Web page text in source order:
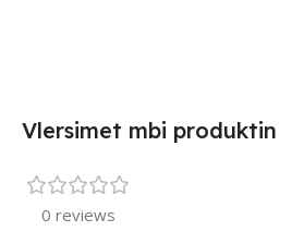
Vlersimet mbi produktin
0 reviews